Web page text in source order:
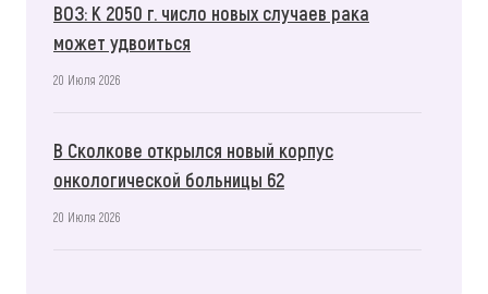
ВОЗ: К 2050 г. число новых случаев рака
может удвоиться
20 Июля 2026
В Сколкове открылся новый корпус
онкологической больницы 62
20 Июля 2026